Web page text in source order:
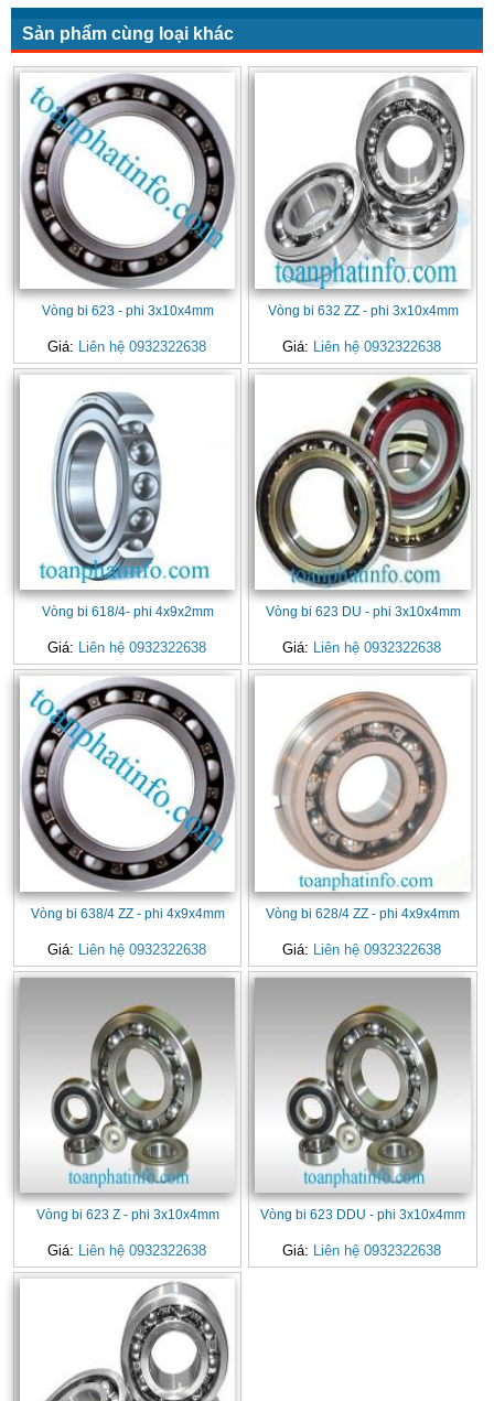
Sản phẩm cùng loại khác
Vòng bi 623 - phi 3x10x4mm
Giá: Liên hệ 0932322638
Vòng bi 632 ZZ - phi 3x10x4mm
Giá: Liên hệ 0932322638
Vòng bi 618/4- phi 4x9x2mm
Giá: Liên hệ 0932322638
Vòng bi 623 DU - phi 3x10x4mm
Giá: Liên hệ 0932322638
Vòng bi 638/4 ZZ - phi 4x9x4mm
Giá: Liên hệ 0932322638
Vòng bi 628/4 ZZ - phi 4x9x4mm
Giá: Liên hệ 0932322638
Vòng bi 623 Z - phi 3x10x4mm
Giá: Liên hệ 0932322638
Vòng bi 623 DDU - phi 3x10x4mm
Giá: Liên hệ 0932322638